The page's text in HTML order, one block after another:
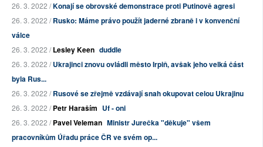
26. 3. 2022 /Konají se obrovské demonstrace proti Putinově agresi
26. 3. 2022 /Rusko: Máme právo použít jaderné zbraně i v konvenční
válce
26. 3. 2022 /Lesley Keen duddle
26. 3. 2022 /Ukrajinci znovu ovládli město Irpiň, avšak jeho velká část
byla Rus...
26. 3. 2022 /Rusové se zřejmě vzdávají snah okupovat celou Ukrajinu
26. 3. 2022 /Petr Haraším Uf - oni
26. 3. 2022 /Pavel Veleman Ministr Jurečka "děkuje" všem
pracovníkům Úřadu práce ČR ve svém op...